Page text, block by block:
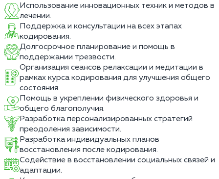
Использование инновационных техник и методов в
лечении.
Поддержка и консультации на всех этапах
кодирования.
Долгосрочное планирование и помощь в
поддержании трезвости.
Организация сеансов релаксации и медитации в
рамках курса кодирования для улучшения общего
состояния.
Помощь в укреплении физического здоровья и
общего благополучия.
Разработка персонализированных стратегий
преодоления зависимости.
Разработка индивидуальных планов
восстановления после кодирования.
Содействие в восстановлении социальных связей и
адаптации.